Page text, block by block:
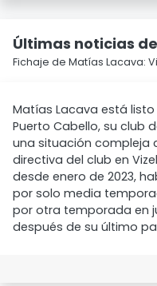
Últimas noticias
Fichaje de Matías Lacava:
Matías Lacava está
Puerto Cabello, su club
una situación compleja
directiva del club en
desde enero de 2023,
por solo media
por otra temporada en
después de su último